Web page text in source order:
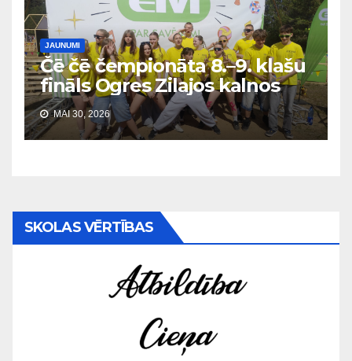
JAUNUMI
Čē čē čempionāta 8.–9. klašu
fināls Ogres Zilajos kalnos
MAI 30, 2026
SKOLAS VĒRTĪBAS